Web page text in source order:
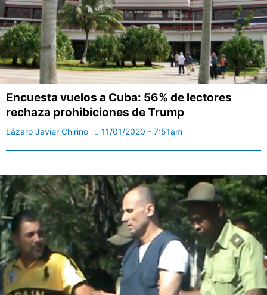
Encuesta vuelos a Cuba: 56% de lectores
rechaza prohibiciones de Trump
Lázaro Javier Chirino 11/01/2020 - 7:51am